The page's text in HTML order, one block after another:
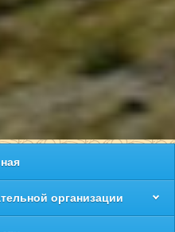
организации